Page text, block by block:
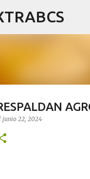
junio 22, 2024